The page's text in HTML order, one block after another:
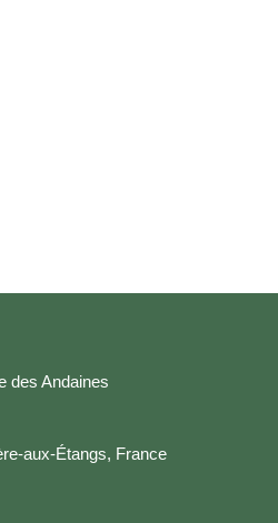
des Andaines
aux-Étangs, France